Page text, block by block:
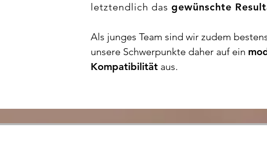
letztendlich das gewünschte
Als junges Team sind wir zudem
unsere Schwerpunkte daher auf ein
Kompatibilität aus.